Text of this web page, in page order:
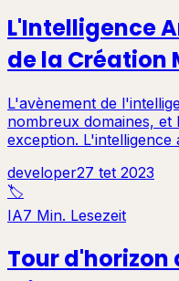
L'Intelligence
de la Création
L'avènement de
nombreux domaines, et
exception. L'intelligence
developer27 tet 2023
🏷️
IA7 Min. Lesezeit
Tour d'horizon